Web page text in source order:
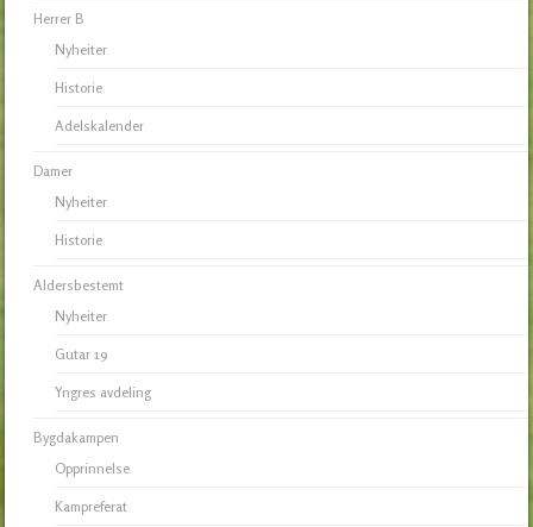
Herrer B
Nyheiter
Historie
Adelskalender
Damer
Nyheiter
Historie
Aldersbestemt
Nyheiter
Gutar 19
Yngres avdeling
Bygdakampen
Opprinnelse
Kampreferat